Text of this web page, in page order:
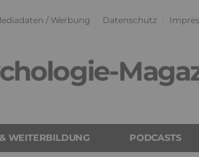
/ Werbung Datenschutz
WEITERBILDUNG PODCASTS